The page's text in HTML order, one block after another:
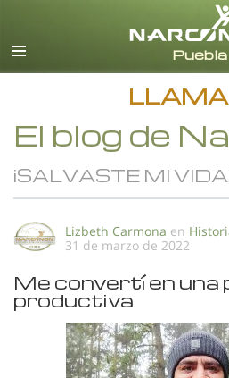
El blog de
¡SALVASTE MI
Lizbeth Carmona en
31 de marzo de 2022
Me convertí en una
productiva